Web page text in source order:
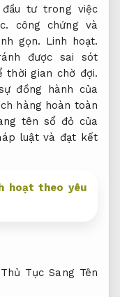
tư trong việc
công chứng và
gọn. Linh hoạt.
được sai sót
thời gian chờ đợi.
đồng hành của
hàng hoàn toàn
tên sổ đỏ của
luật và đạt kết
hoạt theo yêu